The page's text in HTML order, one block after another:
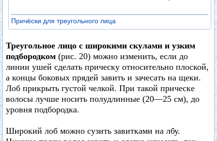
Причёски для треугольного лица
Треугольное лицо с широкими скулами и узким
подбородком (рис. 20) можно изменить, если до
линии ушей сделать прическу относительно плоской,
а концы боковых прядей завить и зачесать на щеки.
Лоб прикрыть густой челкой. При такой прическе
волосы лучше носить полудлинные (20—25 см), до
уровня подбородка.
Широкий лоб можно сузить завитками на лбу.